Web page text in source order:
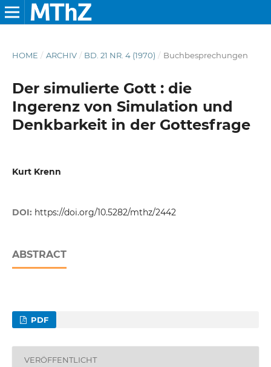
HOME / ARCHIV / BD. 21 NR. 4 (1970) / Buchbesprechungen
Der simulierte Gott : die
Ingerenz von Simulation und
Denkbarkeit in der Gottesfrage
Kurt Krenn
DOI: https://doi.org/10.5282/mthz/2442
ABSTRACT
PDF
VERÖFFENTLICHT